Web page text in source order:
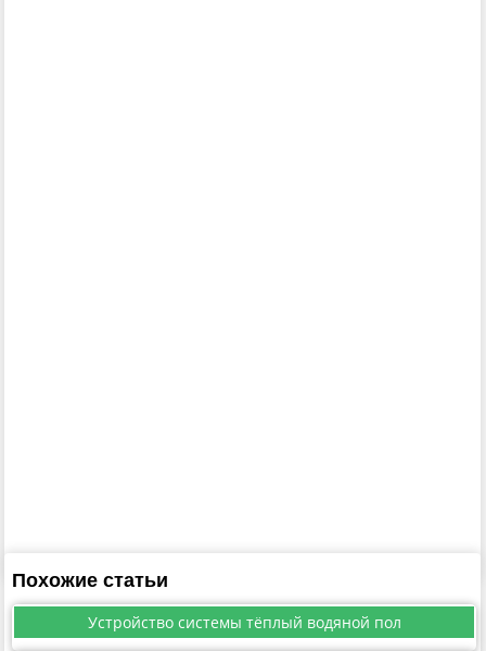
Похожие статьи
Устройство системы тёплый водяной пол